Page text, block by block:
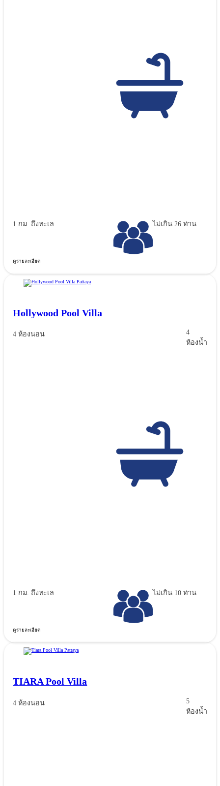
1 กม. ถึงทะเล ไม่เกิน 26 ท่าน
ดูรายละเอียด
Hollywood Pool Villa
4 ห้องนอน
4
ห้องน้ำ
1 กม. ถึงทะเล ไม่เกิน 10 ท่าน
ดูรายละเอียด
TIARA Pool Villa
4 ห้องนอน
5
ห้องน้ำ